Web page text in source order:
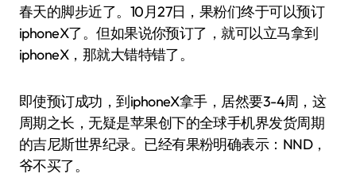
春天的脚步近了。10月27日，果粉们终于可以预订
iphoneX了。但如果说你预订了，就可以立马拿到
iphoneX，那就大错特错了。
即使预订成功，到iphoneX拿手，居然要3-4周，这
周期之长，无疑是苹果创下的全球手机界发货周期
的吉尼斯世界纪录。已经有果粉明确表示：NND，
爷不买了。